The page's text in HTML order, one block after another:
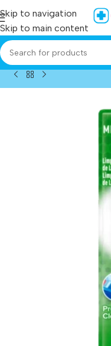
Skip to navigation
Skip to main content
Home / Producto/